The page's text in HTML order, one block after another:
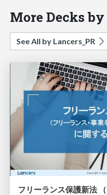
More Decks
See All by Lancers_PR